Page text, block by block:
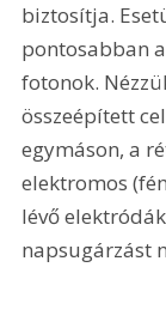
biztosítja.
pontosabban
fotonok.
összeépített
egymáson, a
elektromos
lévő
napsugárzást